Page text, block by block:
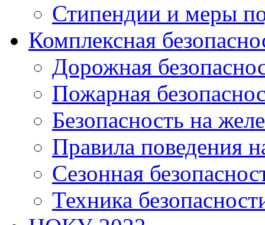
Стипендии и меры
Комплексная
Дорожная
Пожарная
Безопасность на
Правила поведения
Сезонная
Техника